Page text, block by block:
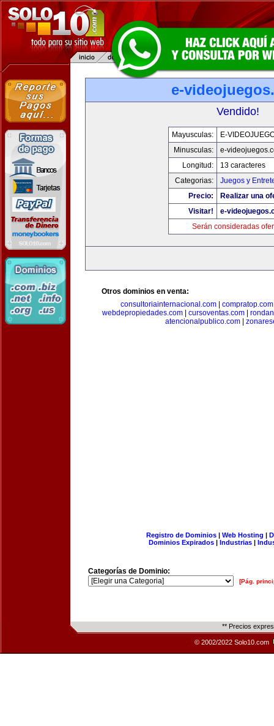
e-
Vendido!
Mayusculas:
E-
Minusculas:
e-
Longitud:
13 caracteres
Categorias:
Juegos y
Precio:
Realizar una
Visitar!
e-
Serán consideradas
Otros dominios en venta:
consultoriainternacional.com
compratop.com
webdepropiedades.com| cursoventas.com|
atencionalpublico.com
Registro de Dominios| Web Hosting |
Dominios Expirados | Industrias |
Categorías de Dominio:
[Pág.
** Precios
© 2002/2022 Solo10.com